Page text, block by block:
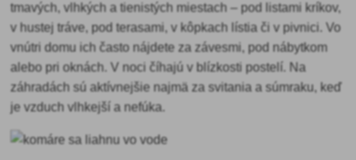
tmavých, vlhkých a tienistých miestach – pod listami kríkov,
v hustej tráve, pod terasami, v kôpkach lístia či v pivnici. Vo
vnútri domu ich často nájdete za závesmi, pod nábytkom
alebo pri oknách. V noci číhajú v blízkosti postelí. Na
záhradách sú aktívnejšie najmä za svitania a súmraku, keď
je vzduch vlhkejší a nefúka.